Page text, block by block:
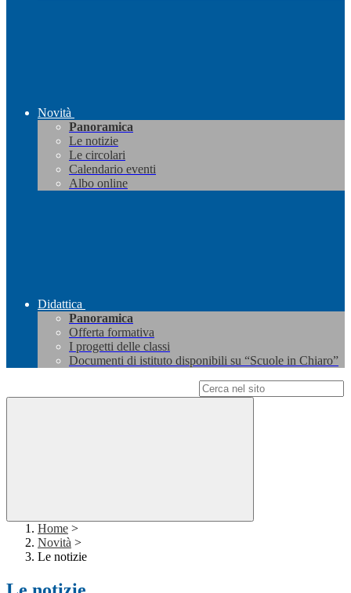
Novità
Panoramica
Le notizie
Le circolari
Calendario eventi
Albo online
Didattica
Panoramica
Offerta formativa
I progetti delle classi
Documenti di istituto disponibili su “Scuole in Chiaro”
Home >
Novità >
Le notizie